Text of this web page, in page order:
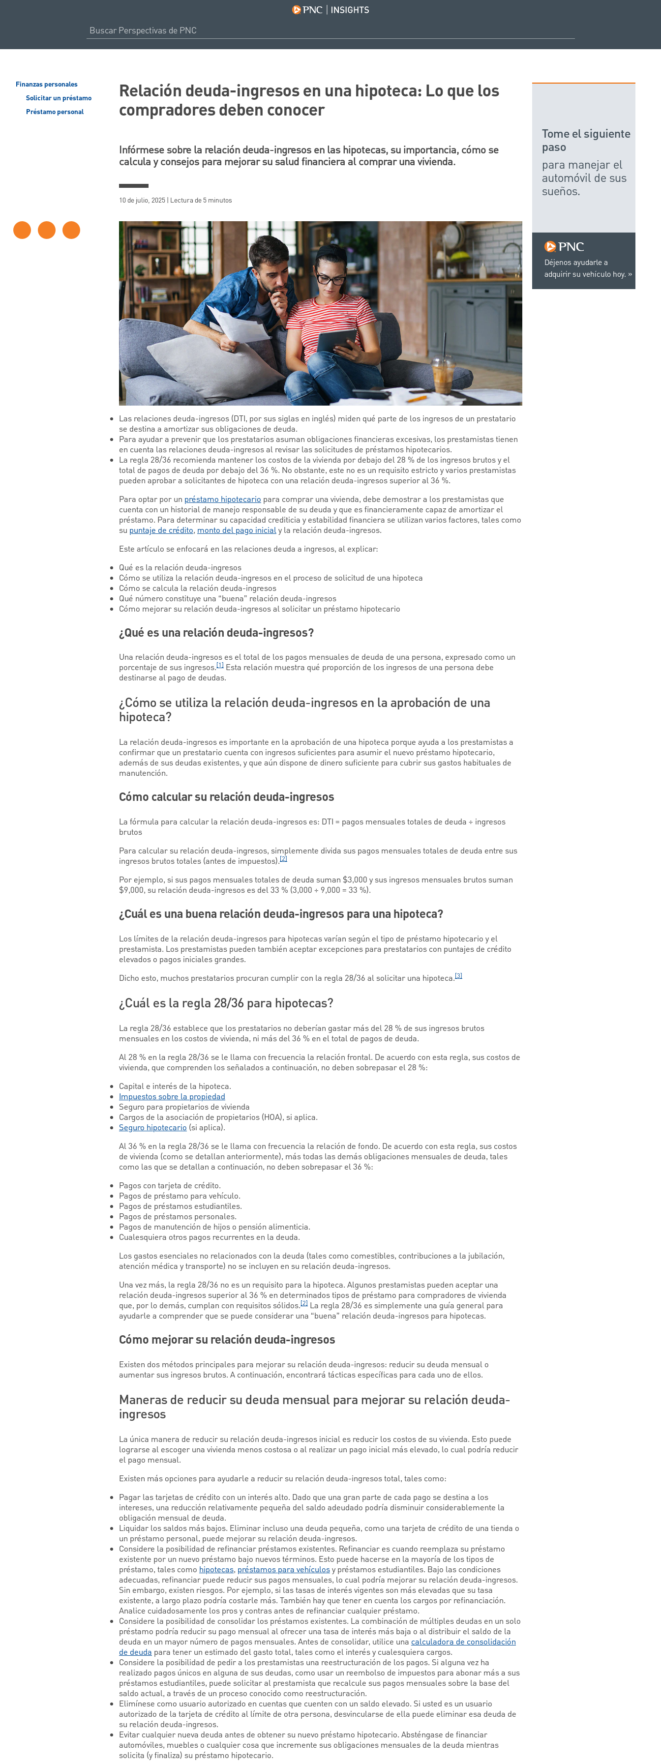
Finanzas personales
Solicitar un préstamo
Préstamo personal
Relación deuda-ingresos en una hipoteca: Lo que los
compradores deben conocer
Infórmese sobre la relación deuda-ingresos en las hipotecas, su importancia, cómo se
calcula y consejos para mejorar su salud financiera al comprar una vivienda.
10 de julio, 2025 | Lectura de 5 minutos
Las relaciones deuda-ingresos (DTI, por sus siglas en inglés) miden qué parte de los ingresos de un prestatario
se destina a amortizar sus obligaciones de deuda.
Para ayudar a prevenir que los prestatarios asuman obligaciones financieras excesivas, los prestamistas tienen
en cuenta las relaciones deuda-ingresos al revisar las solicitudes de préstamos hipotecarios.
La regla 28/36 recomienda mantener los costos de la vivienda por debajo del 28 % de los ingresos brutos y el
total de pagos de deuda por debajo del 36 %. No obstante, este no es un requisito estricto y varios prestamistas
pueden aprobar a solicitantes de hipoteca con una relación deuda-ingresos superior al 36 %.
Para optar por un préstamo hipotecario para comprar una vivienda, debe demostrar a los prestamistas que
cuenta con un historial de manejo responsable de su deuda y que es financieramente capaz de amortizar el
préstamo. Para determinar su capacidad crediticia y estabilidad financiera se utilizan varios factores, tales como
su puntaje de crédito, monto del pago inicialy la relación deuda-ingresos.
Este artículo se enfocará en las relaciones deuda a ingresos, al explicar:
Qué es la relación deuda-ingresos
Cómo se utiliza la relación deuda-ingresos en el proceso de solicitud de una hipoteca
Cómo se calcula la relación deuda-ingresos
Qué número constituye una “buena” relación deuda-ingresos
Cómo mejorar su relación deuda-ingresos al solicitar un préstamo hipotecario
¿Qué es una relación deuda-ingresos?
Una relación deuda-ingresos es el total de los pagos mensuales de deuda de una persona, expresado como un
porcentaje de sus ingresos.[1] Esta relación muestra qué proporción de los ingresos de una persona debe
destinarse al pago de deudas.
¿Cómo se utiliza la relación deuda-ingresos en la aprobación de una
hipoteca?
La relación deuda-ingresos es importante en la aprobación de una hipoteca porque ayuda a los prestamistas a
confirmar que un prestatario cuenta con ingresos suficientes para asumir el nuevo préstamo hipotecario,
además de sus deudas existentes, y que aún dispone de dinero suficiente para cubrir sus gastos habituales de
manutención.
Cómo calcular su relación deuda-ingresos
La fórmula para calcular la relación deuda-ingresos es: DTI = pagos mensuales totales de deuda ÷ ingresos
brutos
Para calcular su relación deuda-ingresos, simplemente divida sus pagos mensuales totales de deuda entre sus
ingresos brutos totales (antes de impuestos).[2]
Por ejemplo, si sus pagos mensuales totales de deuda suman $3,000 y sus ingresos mensuales brutos suman
$9,000, su relación deuda-ingresos es del 33 % (3,000 ÷ 9,000 = 33 %).
¿Cuál es una buena relación deuda-ingresos para una hipoteca?
Los límites de la relación deuda-ingresos para hipotecas varían según el tipo de préstamo hipotecario y el
prestamista. Los prestamistas pueden también aceptar excepciones para prestatarios con puntajes de crédito
elevados o pagos iniciales grandes.
Dicho esto, muchos prestatarios procuran cumplir con la regla 28/36 al solicitar una hipoteca.[3]
¿Cuál es la regla 28/36 para hipotecas?
La regla 28/36 establece que los prestatarios no deberían gastar más del 28 % de sus ingresos brutos
mensuales en los costos de vivienda, ni más del 36 % en el total de pagos de deuda.
Al 28 % en la regla 28/36 se le llama con frecuencia la relación frontal. De acuerdo con esta regla, sus costos de
vivienda, que comprenden los señalados a continuación, no deben sobrepasar el 28 %:
Capital e interés de la hipoteca.
Impuestos sobre la propiedad
Seguro para propietarios de vivienda
Cargos de la asociación de propietarios (HOA), si aplica.
Seguro hipotecario (si aplica).
Al 36 % en la regla 28/36 se le llama con frecuencia la relación de fondo. De acuerdo con esta regla, sus costos
de vivienda (como se detallan anteriormente), más todas las demás obligaciones mensuales de deuda, tales
como las que se detallan a continuación, no deben sobrepasar el 36 %:
Pagos con tarjeta de crédito.
Pagos de préstamo para vehículo.
Pagos de préstamos estudiantiles.
Pagos de préstamos personales.
Pagos de manutención de hijos o pensión alimenticia.
Cualesquiera otros pagos recurrentes en la deuda.
Los gastos esenciales no relacionados con la deuda (tales como comestibles, contribuciones a la jubilación,
atención médica y transporte) no se incluyen en su relación deuda-ingresos.
Una vez más, la regla 28/36 no es un requisito para la hipoteca. Algunos prestamistas pueden aceptar una
relación deuda-ingresos superior al 36 % en determinados tipos de préstamo para compradores de vivienda
que, por lo demás, cumplan con requisitos sólidos.[2] La regla 28/36 es simplemente una guía general para
ayudarle a comprender que se puede considerar una “buena” relación deuda-ingresos para hipotecas.
Cómo mejorar su relación deuda-ingresos
Existen dos métodos principales para mejorar su relación deuda-ingresos: reducir su deuda mensual o
aumentar sus ingresos brutos. A continuación, encontrará tácticas específicas para cada uno de ellos.
Maneras de reducir su deuda mensual para mejorar su relación deuda-
ingresos
La única manera de reducir su relación deuda-ingresos inicial es reducir los costos de su vivienda. Esto puede
lograrse al escoger una vivienda menos costosa o al realizar un pago inicial más elevado, lo cual podría reducir
el pago mensual.
Existen más opciones para ayudarle a reducir su relación deuda-ingresos total, tales como:
Pagar las tarjetas de crédito con un interés alto. Dado que una gran parte de cada pago se destina a los
intereses, una reducción relativamente pequeña del saldo adeudado podría disminuir considerablemente la
obligación mensual de deuda.
Liquidar los saldos más bajos. Eliminar incluso una deuda pequeña, como una tarjeta de crédito de una tienda o
un préstamo personal, puede mejorar su relación deuda-ingresos.
Considere la posibilidad de refinanciar préstamos existentes. Refinanciar es cuando reemplaza su préstamo
existente por un nuevo préstamo bajo nuevos términos. Esto puede hacerse en la mayoría de los tipos de
préstamo, tales como hipotecas, préstamos para vehículosy préstamos estudiantiles. Bajo las condiciones
adecuadas, refinanciar puede reducir sus pagos mensuales, lo cual podría mejorar su relación deuda-ingresos.
Sin embargo, existen riesgos. Por ejemplo, si las tasas de interés vigentes son más elevadas que su tasa
existente, a largo plazo podría costarle más. También hay que tener en cuenta los cargos por refinanciación.
Analice cuidadosamente los pros y contras antes de refinanciar cualquier préstamo.
Considere la posibilidad de consolidar los préstamos existentes. La combinación de múltiples deudas en un solo
préstamo podría reducir su pago mensual al ofrecer una tasa de interés más baja o al distribuir el saldo de la
deuda en un mayor número de pagos mensuales. Antes de consolidar, utilice una calculadora de consolidación
de deuda para tener un estimado del gasto total, tales como el interés y cualesquiera cargos.
Considere la posibilidad de pedir a los prestamistas una reestructuración de los pagos. Si alguna vez ha
realizado pagos únicos en alguna de sus deudas, como usar un reembolso de impuestos para abonar más a sus
préstamos estudiantiles, puede solicitar al prestamista que recalcule sus pagos mensuales sobre la base del
saldo actual, a través de un proceso conocido como reestructuración.
Elimínese como usuario autorizado en cuentas que cuenten con un saldo elevado. Si usted es un usuario
autorizado de la tarjeta de crédito al límite de otra persona, desvincularse de ella puede eliminar esa deuda de
su relación deuda-ingresos.
Evitar cualquier nueva deuda antes de obtener su nuevo préstamo hipotecario. Absténgase de financiar
automóviles, muebles o cualquier cosa que incremente sus obligaciones mensuales de la deuda mientras
solicita (y finaliza) su préstamo hipotecario.
Déjenos ayudarle a
adquirir su vehículo hoy.
Tome el siguiente
paso
para manejar el
automóvil de sus
sueños.